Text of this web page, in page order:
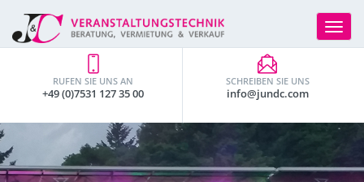
Toggle
SCHREIBEN SIE UNS
info@jundc.com
RUFEN SIE UNS AN
+49 (0)7531 127 35 00